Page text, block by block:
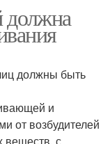
должна
должны быть
и
от возбудителей